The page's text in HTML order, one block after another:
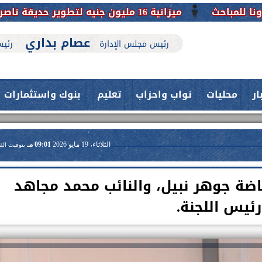
ميزانية 16 مليون جنيه لتطوير حديقة ناصر بأبوتيج.. نقلة حضارية تحافظ على تاريخها
رئيس مجلس الإدارة عصام بداري
محليات نواب واحزاب تعليم بنوك واستثمارات
الثلاثاء، 19 مايو 2026 09:01 مـ بتوقيت
جوهر نبيل، والنائب محمد مجاهد
رئيس اللجنة.
العلاج الحر بمنفلوط بالتعاون مع هيئة
حدث بمستشفيات جامعة اسيوط....
فريق طبي بقسم الأنف والأذن